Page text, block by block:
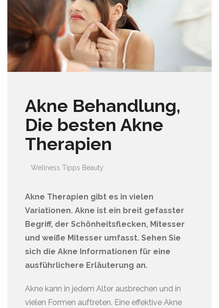
Akne Behandlung,
Die besten Akne
Therapien
Wellness Tipps Beauty
Akne Therapien gibt es in vielen
Variationen. Akne ist ein breit gefasster
Begriff, der Schönheitsflecken, Mitesser
und weiße Mitesser umfasst. Sehen Sie
sich die Akne Informationen für eine
ausführlichere Erläuterung an.
Akne kann in jedem Alter ausbrechen und in
vielen Formen auftreten. Eine effektive Akne